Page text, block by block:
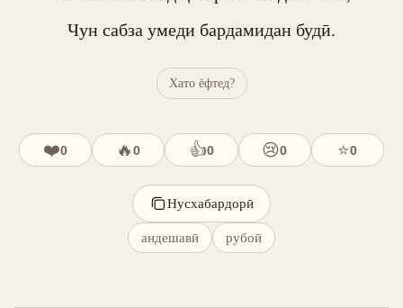
Чун сабза умеди бардамидан будӣ.
Хато ёфтед?
❤️0 🔥0 👍0 😢0 ⭐0
Нусхабардорӣ
андешавӣ рубоӣ